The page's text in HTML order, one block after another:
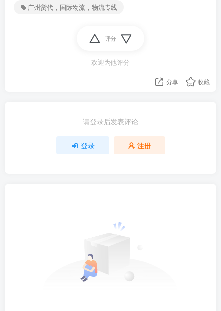
广州货代，国际物流，物流专线
评分
欢迎为他评分
分享 收藏
请登录后发表评论
登录 注册